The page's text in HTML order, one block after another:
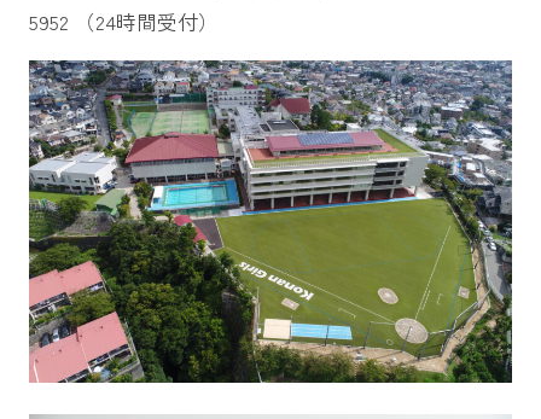
5952 （24時間受付）